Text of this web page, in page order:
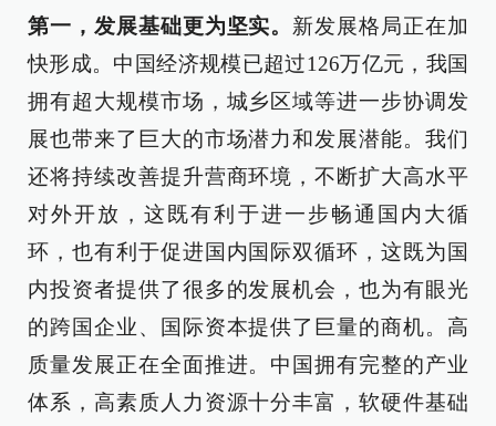
第一，发展基础更为坚实。 新发展格局正在加
快形成。中国经济规模已超过126万亿元，我国
拥有超大规模市场，城乡区域等进一步协调发
展也带来了巨大的市场潜力和发展潜能。我们
还将持续改善提升营商环境，不断扩大高水平
对外开放，这既有利于进一步畅通国内大循
环，也有利于促进国内国际双循环，这既为国
内投资者提供了很多的发展机会，也为有眼光
的跨国企业、国际资本提供了巨量的商机。高
质量发展正在全面推进。中国拥有完整的产业
体系，高素质人力资源十分丰富，软硬件基础